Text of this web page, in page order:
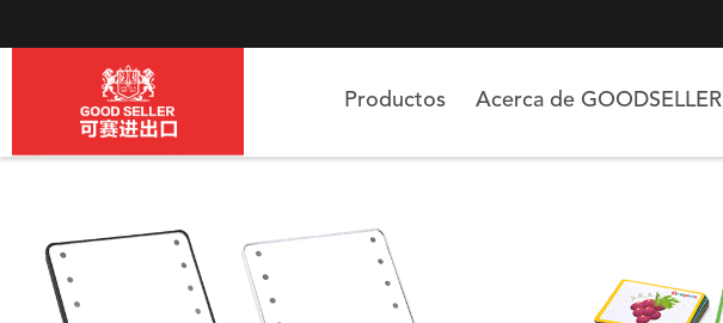
Productos Acerca de GOODSELLER